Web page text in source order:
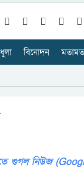
বিনোদন মতামত
গুগল নিউজ